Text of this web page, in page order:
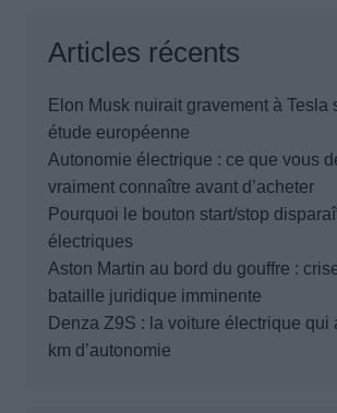
Articles récents
Elon Musk nuirait gravement à Tesla
étude européenne
Autonomie électrique : ce que vous
vraiment connaître avant d’acheter
Pourquoi le bouton start/stop
électriques
Aston Martin au bord du gouffre :
bataille juridique imminente
Denza Z9S : la voiture électrique qui
km d’autonomie